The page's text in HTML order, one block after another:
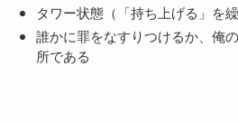
タワー状態（「持ち上げる」を
誰かに罪をなすりつけるか、俺
所である